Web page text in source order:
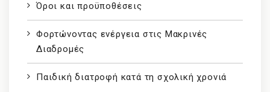
Όροι και προϋποθέσεις
Φορτώνοντας ενέργεια στις Μακρινές
Διαδρομές
Παιδική διατροφή κατά τη σχολική χρονιά